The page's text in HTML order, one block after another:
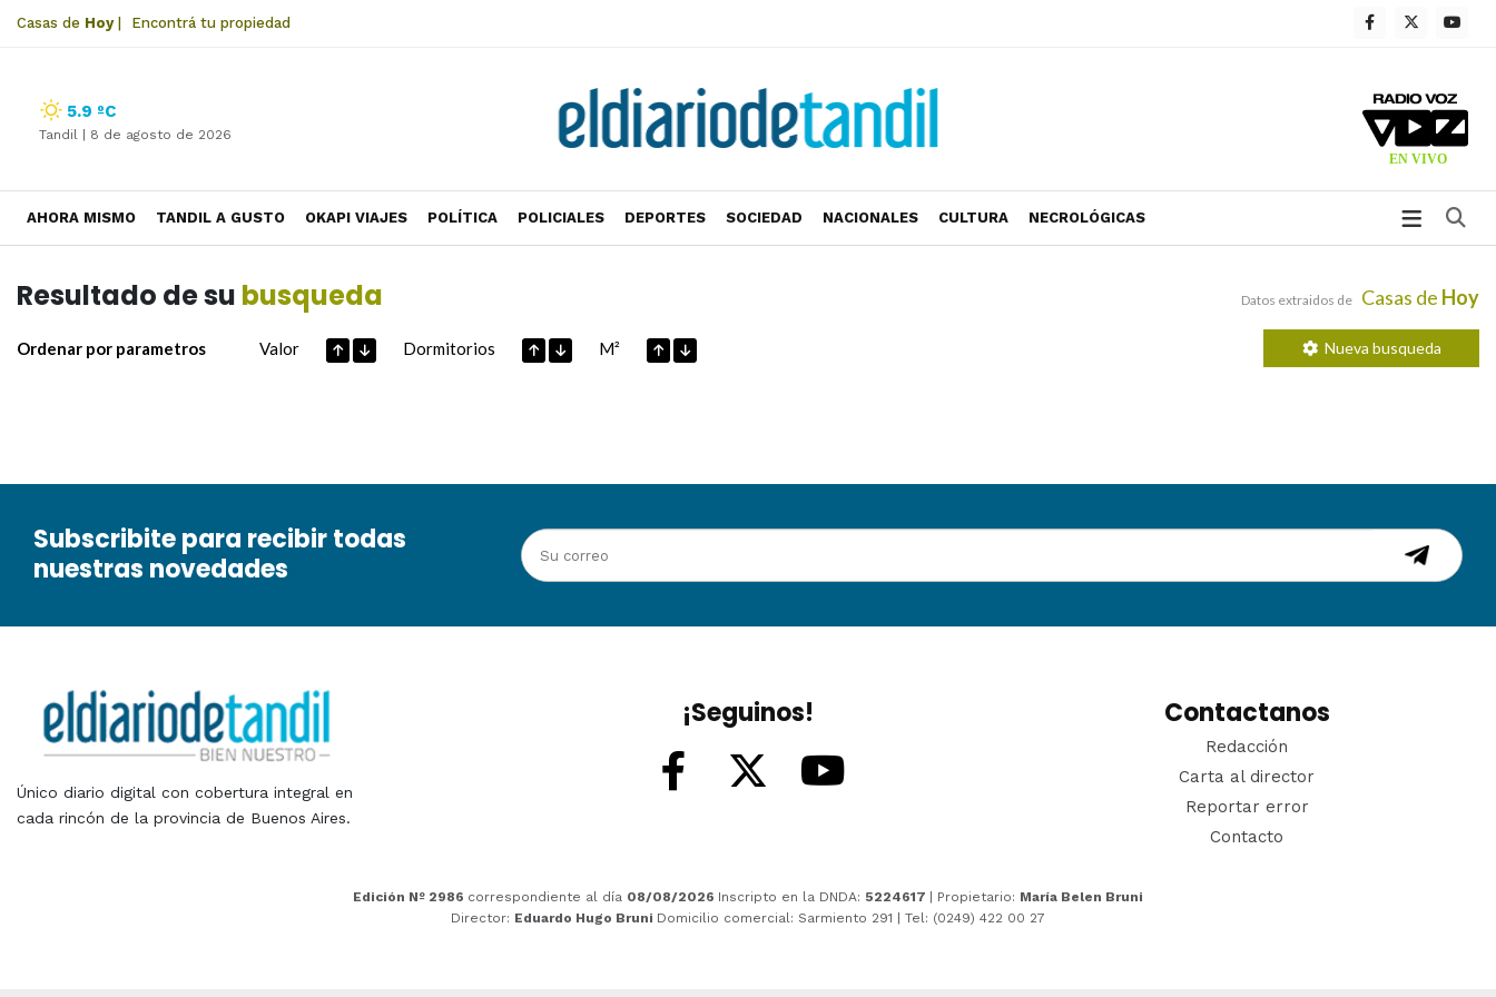
Casas de Hoy| Encontrá tu propiedad
5.9 ºC
Tandil | 8 de agosto de 2026
AHORA MISMO TANDIL A GUSTO OKAPI VIAJES POLÍTICA POLICIALES DEPORTES SOCIEDAD NACIONALES CULTURA NECROLÓGICAS
Resultado de su busqueda Datos extraidos de Casas de Hoy
Ordenar por parametros Valor Dormitorios M² Nueva busqueda
Subscribite para recibir todas
nuestras novedades
Único diario digital con cobertura integral en
cada rincón de la provincia de Buenos Aires.
¡Seguinos! Contactanos
Redacción
Carta al director
Reportar error
Contacto
Edición Nº 2986 correspondiente al día 08/08/2026 Inscripto en la DNDA: 5224617 | Propietario: María Belen Bruni
Director: Eduardo Hugo Bruni Domicilio comercial: Sarmiento 291 | Tel: (0249) 422 00 27